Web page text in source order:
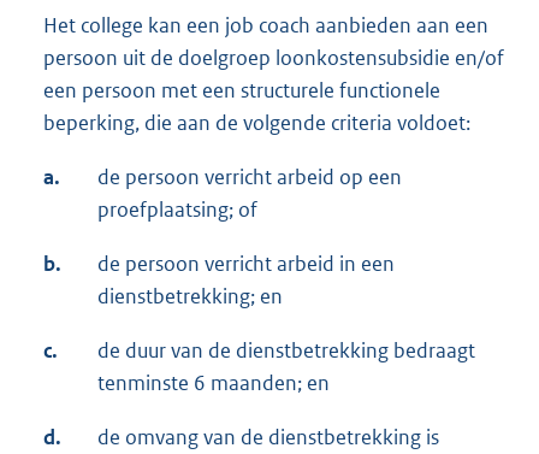
Het college kan een job coach aanbieden aan een
persoon uit de doelgroep loonkostensubsidie en/of
een persoon met een structurele functionele
beperking, die aan de volgende criteria voldoet:
a.
de persoon verricht arbeid op een
proefplaatsing; of
b.
de persoon verricht arbeid in een
dienstbetrekking; en
c.
de duur van de dienstbetrekking bedraagt
tenminste 6 maanden; en
d.
de omvang van de dienstbetrekking is